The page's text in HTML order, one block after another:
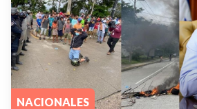
NACIONALES